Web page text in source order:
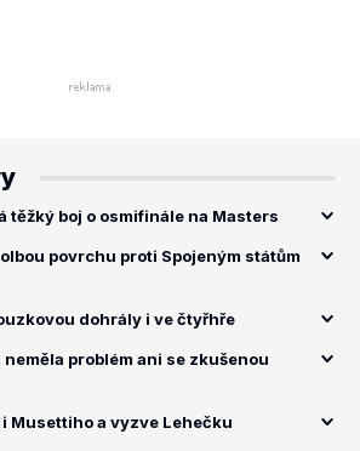
těžký boj o osmifinále na Masters
povrchu proti Spojeným státům
dohrály i ve čtyřhře
neměla problém ani se zkušenou
Musettiho a vyzve Lehečku